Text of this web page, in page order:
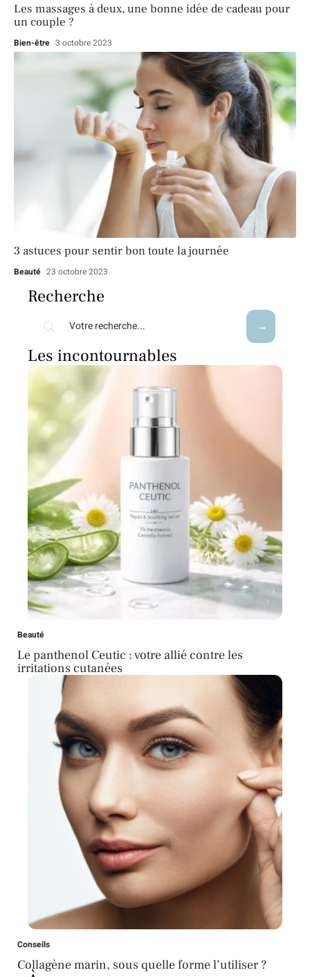
Les massages à deux, une bonne idée de cadeau pour
un couple ?
Bien-être 3 octobre 2023
3 astuces pour sentir bon toute la journée
Beauté 23 octobre 2023
Recherche
Les incontournables
Beauté
Le panthenol Ceutic : votre allié contre les
irritations cutanées
Conseils
Collagène marin, sous quelle forme l’utiliser ?